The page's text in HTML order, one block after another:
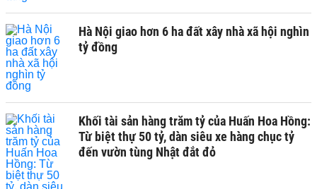
Hà Nội giao hơn 6 ha đất xây nhà xã hội nghìn
tỷ đồng
Khối tài sản hàng trăm tỷ của Huấn Hoa Hồng:
Từ biệt thự 50 tỷ, dàn siêu xe hàng chục tỷ
đến vườn tùng Nhật đắt đỏ